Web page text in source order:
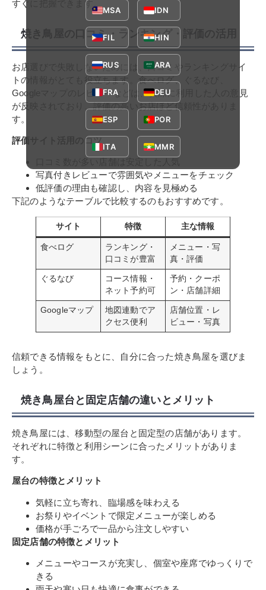
すぐに把握できます。
焼き鳥屋の口コミ・ランキング・評価の活用
お店選びで失敗しないためには、口コミやランキングサイ
トの情報がとても役立ちます。食べログ、ぐるなび、
Googleマップのレビューなどは、実際に利用した人の意見
が反映されており、評価の高いお店ほど信頼性がありま
す。
評価サイト活用のコツ
写真付きレビューで雰囲気やメニューをチェック
低評価の理由も確認し、内容を見極める
下記のようなテーブルで比較するのもおすすめです。
サイト 特徴 主な情報
食べログ
ランキング・
口コミが豊富
メニュー・写
真・評価
ぐるなび
コース情報・
ネット予約可
予約・クーポ
ン・店舗詳細
Googleマップ
地図連動でア
クセス便利
店舗位置・レ
ビュー・写真
信頼できる情報をもとに、自分に合った焼き鳥屋を選びま
しょう。
焼き鳥屋台と固定店舗の違いとメリット
焼き鳥屋には、移動型の屋台と固定型の店舗があります。
それぞれに特徴と利用シーンに合ったメリットがありま
す。
屋台の特徴とメリット
気軽に立ち寄れ、臨場感を味わえる
お祭りやイベントで限定メニューが楽しめる
価格が手ごろで一品から注文しやすい
固定店舗の特徴とメリット
メニューやコースが充実し、個室や座席でゆっくりで
きる
MSA IDN
FIL HIN
RUS ARA
FRA DEU
ESP POR
ITA MMR